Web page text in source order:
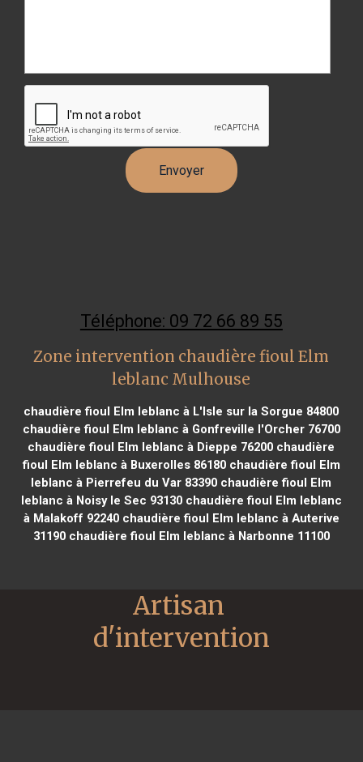
Téléphone: 09 72 66 89 55
Zone intervention chaudière fioul Elm
leblanc Mulhouse
chaudière fioul Elm leblanc à L'Isle sur la Sorgue 84800
chaudière fioul Elm leblanc à Gonfreville l'Orcher 76700
chaudière fioul Elm leblanc à Dieppe 76200 chaudière
fioul Elm leblanc à Buxerolles 86180chaudière fioul Elm
leblanc à Pierrefeu du Var 83390 chaudière fioul Elm
leblanc à Noisy le Sec 93130chaudière fioul Elm leblanc
à Malakoff 92240chaudière fioul Elm leblanc à Auterive
31190chaudière fioul Elm leblanc à Narbonne 11100
Artisan
d'intervention